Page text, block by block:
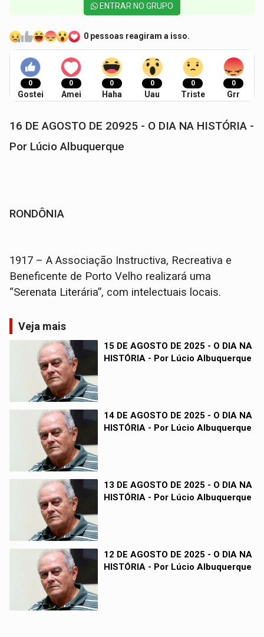
ENTRAR NO GRUPO
0 pessoas reagiram a isso.
0
Gostei
0
Amei
0
Haha
0
Uau
0
Triste
0
Grr
16 DE AGOSTO DE 20925 - O DIA NA HISTÓRIA -
Por Lúcio Albuquerque
RONDÔNIA
1917 – A Associação Instructiva, Recreativa e
Beneficente de Porto Velho realizará uma
“Serenata Literária”, com intelectuais locais.
Veja mais
15 DE AGOSTO DE 2025 - O DIA NA
HISTÓRIA - Por Lúcio Albuquerque
14 DE AGOSTO DE 2025 - O DIA NA
HISTÓRIA - Por Lúcio Albuquerque
13 DE AGOSTO DE 2025 - O DIA NA
HISTÓRIA - Por Lúcio Albuquerque
12 DE AGOSTO DE 2025 - O DIA NA
HISTÓRIA - Por Lúcio Albuquerque